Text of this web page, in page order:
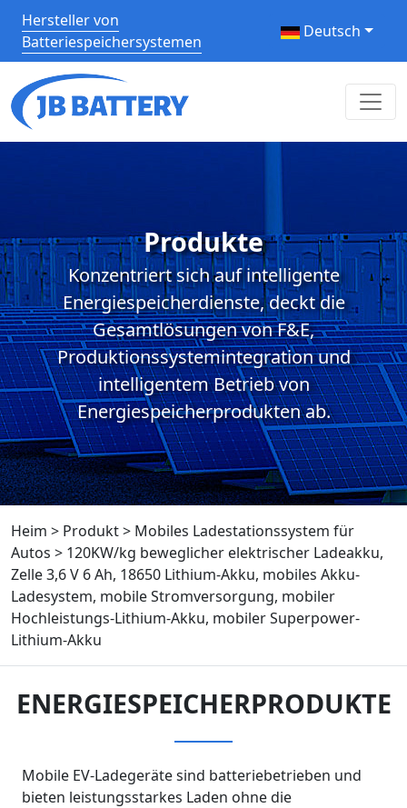
Hersteller von
Batteriespeichersystemen
Deutsch
Produkte
Konzentriert sich auf intelligente
Energiespeicherdienste, deckt die
Gesamtlösungen von F&E,
Produktionssystemintegration und
intelligentem Betrieb von
Energiespeicherprodukten ab.
Heim > Produkt> Mobiles Ladestationssystem für
Autos > 120KW/kg beweglicher elektrischer Ladeakku,
Zelle 3,6 V 6 Ah, 18650 Lithium-Akku, mobiles Akku-
Ladesystem, mobile Stromversorgung, mobiler
Hochleistungs-Lithium-Akku, mobiler Superpower-
Lithium-Akku
ENERGIESPEICHERPRODUKTE
Mobile EV-Ladegeräte sind batteriebetrieben und
bieten leistungsstarkes Laden ohne die